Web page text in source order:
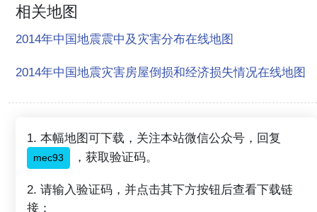
相关地图
2014年中国地震震中及灾害分布在线地图
2014年中国地震灾害房屋倒损和经济损失情况在线地图
1. 本幅地图可下载，关注本站微信公众号，回复
mec93 ，获取验证码。
2. 请输入验证码，并点击其下方按钮后查看下载链
接：